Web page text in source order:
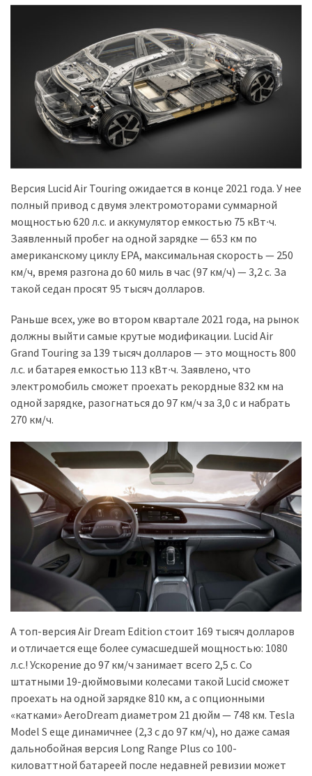
Версия Lucid Air Touring ожидается в конце 2021 года. У нее
полный привод с двумя электромоторами суммарной
мощностью 620 л.с. и аккумулятор емкостью 75 кВт∙ч.
Заявленный пробег на одной зарядке — 653 км по
американскому циклу EPA, максимальная скорость — 250
км/ч, время разгона до 60 миль в час (97 км/ч) — 3,2 с. За
такой седан просят 95 тысяч долларов.
Раньше всех, уже во втором квартале 2021 года, на рынок
должны выйти самые крутые модификации. Lucid Air
Grand Touring за 139 тысяч долларов — это мощность 800
л.с. и батарея емкостью 113 кВт∙ч. Заявлено, что
электромобиль сможет проехать рекордные 832 км на
одной зарядке, разогнаться до 97 км/ч за 3,0 с и набрать
270 км/ч.
А топ-версия Air Dream Edition стоит 169 тысяч долларов
и отличается еще более сумасшедшей мощностью: 1080
л.с.! Ускорение до 97 км/ч занимает всего 2,5 с. Со
штатными 19-дюймовыми колесами такой Lucid сможет
проехать на одной зарядке 810 км, а с опционными
«катками» AeroDream диаметром 21 дюйм — 748 км. Tesla
Model S еще динамичнее (2,3 с до 97 км/ч), но даже самая
дальнобойная версия Long Range Plus со 100-
киловаттной батареей после недавней ревизии может